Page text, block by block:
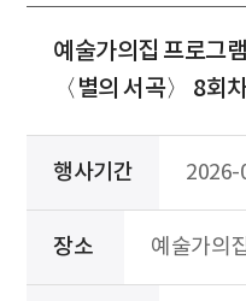
예술가의집 프로그
〈별의 서곡〉 8회
행사기간 2026-
장소 예술가의